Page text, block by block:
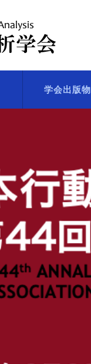
学会出版物